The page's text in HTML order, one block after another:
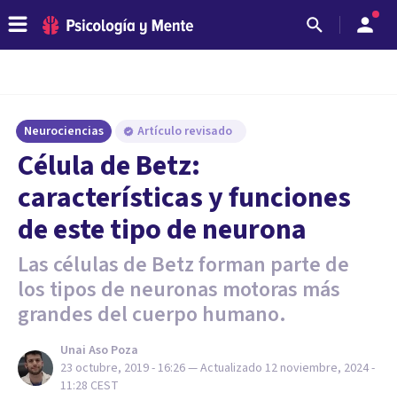
Neurociencias Artículo revisado
Célula de Betz:
características y funciones
de este tipo de neurona
Las células de Betz forman parte de
los tipos de neuronas motoras más
grandes del cuerpo humano.
Unai Aso Poza
23 octubre, 2019 - 16:26— Actualizado 12 noviembre, 2024 -
11:28 CEST